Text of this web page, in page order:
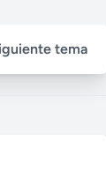
l
s
tema